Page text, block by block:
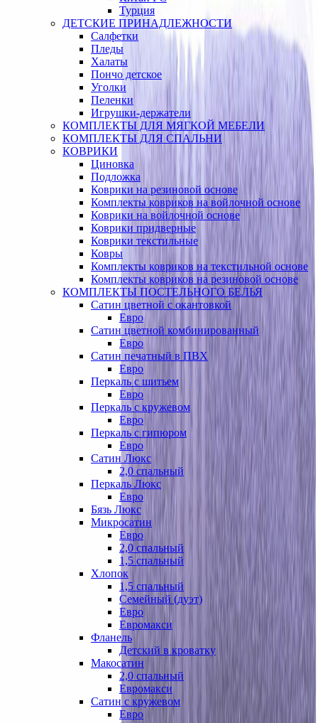
Турция
ДЕТСКИЕ ПРИНАДЛЕЖНОСТИ
Салфетки
Пледы
Халаты
Пончо детское
Уголки
Пеленки
Игрушки-держатели
КОМПЛЕКТЫ ДЛЯ МЯГКОЙ МЕБЕЛИ
КОМПЛЕКТЫ ДЛЯ СПАЛЬНИ
КОВРИКИ
Циновка
Подложка
Коврики на резиновой основе
Комплекты ковриков на войлочной основе
Коврики на войлочной основе
Коврики придверные
Коврики текстильные
Ковры
Комплекты ковриков на текстильной основе
Комплекты ковриков на резиновой основе
КОМПЛЕКТЫ ПОСТЕЛЬНОГО БЕЛЬЯ
Сатин цветной с окантовкой
Евро
Сатин цветной комбинированный
Евро
Сатин печатный в ПВХ
Евро
Перкаль с шитьем
Евро
Перкаль с кружевом
Евро
Перкаль с гипюром
Евро
Сатин Люкс
2,0 спальный
Перкаль Люкс
Евро
Бязь Люкс
Микросатин
Евро
2,0 спальный
1,5 спальный
Хлопок
1,5 спальный
Семейный (дуэт)
Евро
Евромакси
Фланель
Детский в кроватку
Макосатин
2,0 спальный
Евромакси
Сатин с кружевом
Евро